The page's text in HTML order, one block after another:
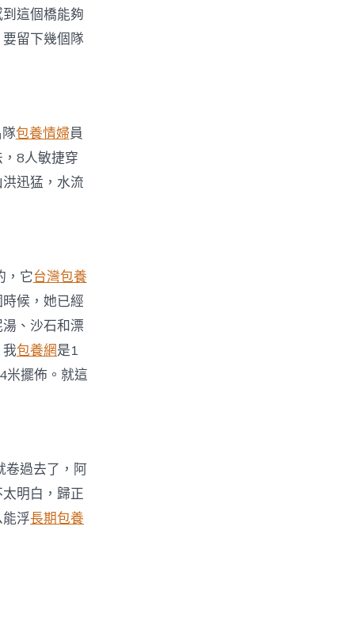
這個橋能夠
留下幾個隊
包養情婦員
8人敏捷穿
迅猛，水流
，它台灣包養
候，她已經
、沙石和漂
包養網是1
4米擺佈。就這
卷過去了，阿
明白，歸正
浮長期包養